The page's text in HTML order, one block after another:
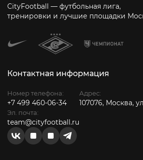
CityFootball — футбольная лига,
тренировки и лучшие площадки
Контактная информация
Номер телефона:
+7 499 460-06-34
Эл. почта:
team@cityfootball.ru
Адрес:
107076, Москва,